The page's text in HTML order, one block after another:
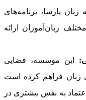
پارسا، برنامه‌های
زبان‌آموزان ارائه
این موسسه، فضایی
زبان فراهم کرده است
به نفس بیشتری در